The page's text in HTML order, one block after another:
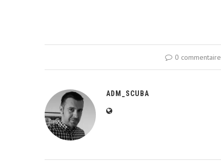
0 commentaire
ADM_SCUBA